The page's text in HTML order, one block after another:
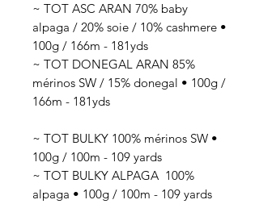
~ TOT ASC ARAN 70% baby
alpaga / 20% soie / 10% cashmere •
100g / 166m - 181yds
~ TOT DONEGAL ARAN 85%
mérinos SW / 15% donegal • 100g /
166m - 181yds
~ TOT BULKY 100% mérinos SW •
100g / 100m - 109 yards
~ TOT BULKY ALPAGA 100%
alpaga • 100g / 100m - 109 yards